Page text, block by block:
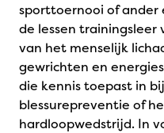
sporttoernooi of ander
de lessen trainingsleer
van het menselijk
gewrichten en
die kennis toepast in
blessurepreventie of
hardloopwedstrijd. In